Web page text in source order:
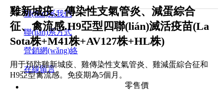
聯(lián)系我們
聯(lián)系方式
營銷網(wǎng)絡
在線留言
雞新城疫、傳染性支氣管炎、減蛋綜合
征、禽流感.H9亞型四聯(lián)滅活疫苗(La
Sota株+M41株+AV127株+HL株)
用于預防雞新城疫、雞傳染性支氣管炎、雞減蛋綜合征和
H9亞型禽流感。免疫期為5個月。
零售價